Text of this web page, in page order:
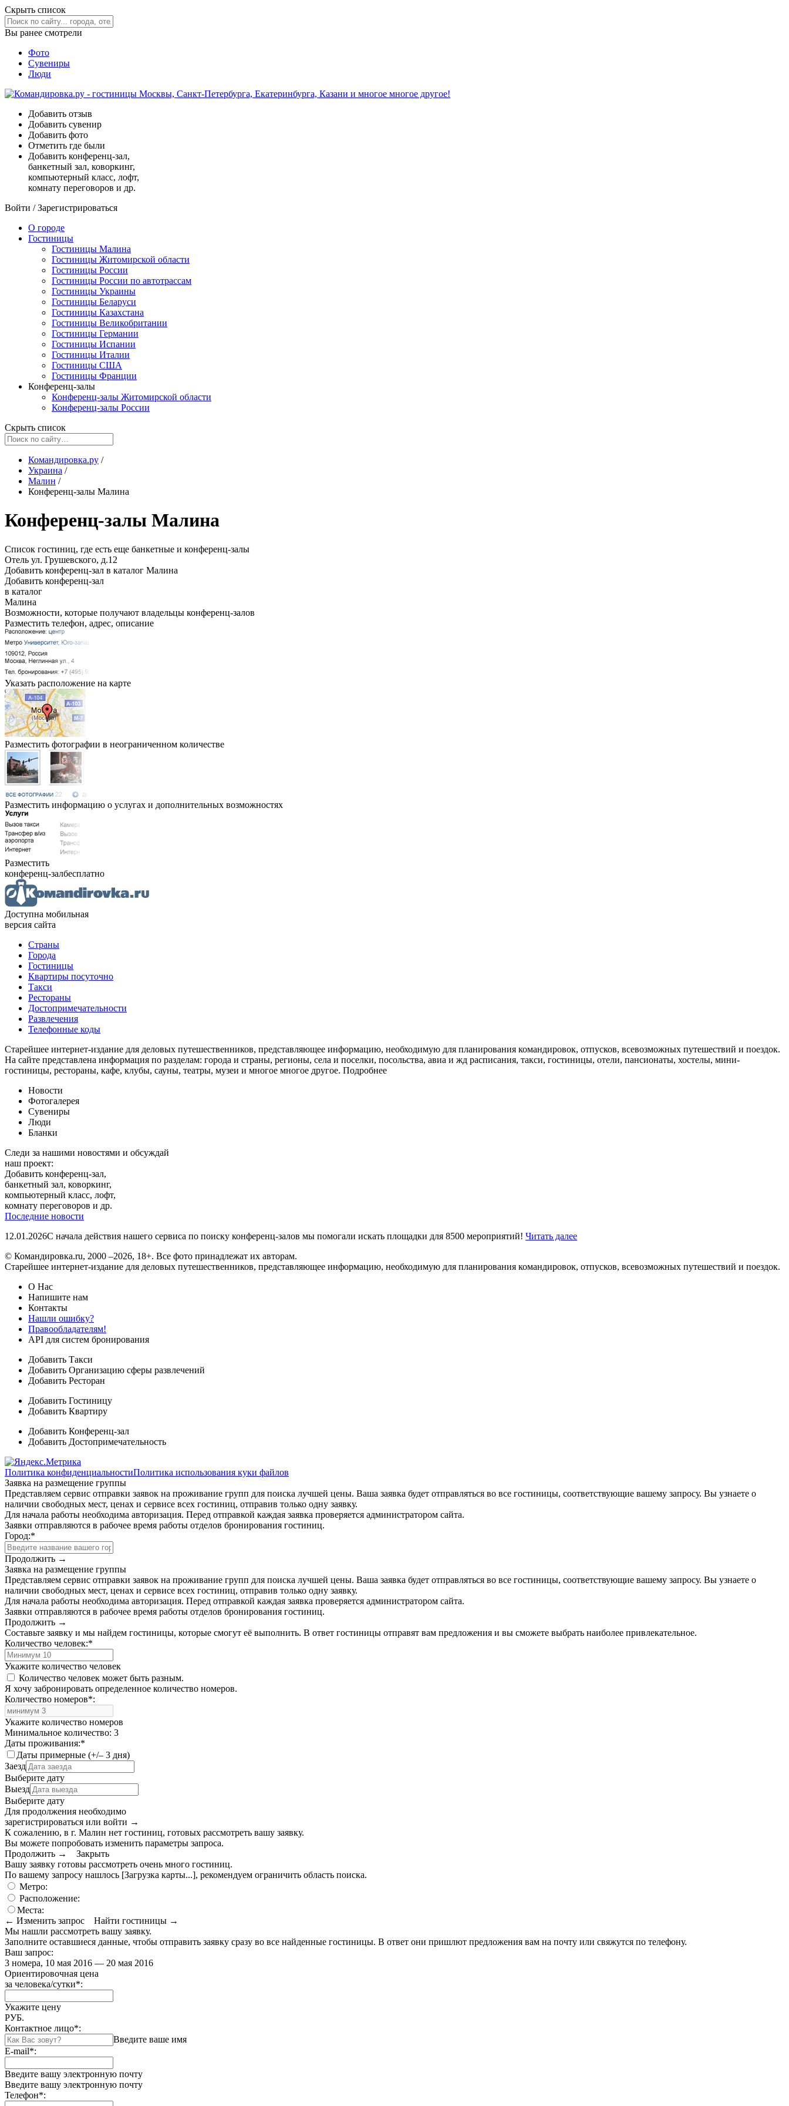
Скрыть список
Вы ранее смотрели
Фото
Сувениры
Люди
Добавить отзыв
Добавить сувенир
Добавить фото
Отметить где были
Добавить конференц-зал,
банкетный зал, коворкинг,
компьютерный класс, лофт,
комнату переговоров и др.
Войти /Зарегистрироваться
О городе
Гостиницы
Гостиницы Малина
Гостиницы Житомирской области
Гостиницы России
Гостиницы России по автотрассам
Гостиницы Украины
Гостиницы Беларуси
Гостиницы Казахстана
Гостиницы Великобритании
Гостиницы Германии
Гостиницы Испании
Гостиницы Италии
Гостиницы США
Гостиницы Франции
Конференц-залы
Конференц-залы Житомирской области
Конференц-залы России
Скрыть список
Командировка.ру /
Украина /
Малин /
Конференц-залы Малина
Конференц-залы Малина
Список гостиниц, где есть еще банкетные и конференц-залы
Отель ул. Грушевского, д.12
Добавить конференц-зал в каталог Малина
Добавить конференц-зал
в каталог
Малина
Возможности, которые получают владельцы конференц-залов
Разместить телефон, адрес, описание
Указать расположение на карте
Разместить фотографии в неограниченном количестве
Разместить информацию о услугах и дополнительных возможностях
Разместить
конференц-залбесплатно
Доступна мобильная
версия сайта
Страны
Города
Гостиницы
Квартиры посуточно
Такси
Рестораны
Достопримечательности
Развлечения
Телефонные коды
Старейшее интернет-издание для деловых путешественников, представляющее информацию, необходимую для планирования командировок, отпусков, всевозможных путешествий и поездок.
На сайте представлена информация по разделам: города и страны, регионы, села и поселки, посольства, авиа и жд расписания, такси, гостиницы, отели, пансионаты, хостелы, мини-
гостиницы, рестораны, кафе, клубы, сауны, театры, музеи и многое многое другое. Подробнее
Новости
Фотогалерея
Сувениры
Люди
Бланки
Следи за нашими новостями и обсуждай
наш проект:
Добавить конференц-зал,
банкетный зал, коворкинг,
компьютерный класс, лофт,
комнату переговоров и др.
Последние новости
12.01.2026С начала действия нашего сервиса по поиску конференц-залов мы помогали искать площадки для 8500 мероприятий! Читать далее
© Командировка.ru, 2000 –2026, 18+. Все фото принадлежат их авторам.
Старейшее интернет-издание для деловых путешественников, представляющее информацию, необходимую для планирования командировок, отпусков, всевозможных путешествий и поездок.
О Нас
Напишите нам
Контакты
Нашли ошибку?
Правообладателям!
API для систем бронирования
Добавить Такси
Добавить Организацию сферы развлечений
Добавить Ресторан
Добавить Гостиницу
Добавить Квартиру
Добавить Конференц-зал
Добавить Достопримечательность
Политика конфиденциальностиПолитика использования куки файлов
Заявка на размещение группы
Представляем сервис отправки заявок на проживание групп для поиска лучшей цены. Ваша заявка будет отправляться во все гостиницы, соответствующие вашему запросу. Вы узнаете о
наличии свободных мест, ценах и сервисе всех гостиниц, отправив только одну заявку.
Для начала работы необходима авторизация. Перед отправкой каждая заявка проверяется администратором сайта.
Заявки отправляются в рабочее время работы отделов бронирования гостиниц.
Город:*
Продолжить →
Заявка на размещение группы
Представляем сервис отправки заявок на проживание групп для поиска лучшей цены. Ваша заявка будет отправляться во все гостиницы, соответствующие вашему запросу. Вы узнаете о
наличии свободных мест, ценах и сервисе всех гостиниц, отправив только одну заявку.
Для начала работы необходима авторизация. Перед отправкой каждая заявка проверяется администратором сайта.
Заявки отправляются в рабочее время работы отделов бронирования гостиниц.
Продолжить →
Составьте заявку и мы найдем гостиницы, которые смогут её выполнить. В ответ гостиницы отправят вам предложения и вы сможете выбрать наиболее привлекательное.
Количество человек:*
Укажите количество человек
Количество человек может быть разным.
Я хочу забронировать определенное количество номеров.
Количество номеров*:
Укажите количество номеров
Минимальное количество: 3
Даты проживания:*
Даты примерные (+/– 3 дня)
Заезд
Выберите дату
Выезд
Выберите дату
Для продолжения необходимо
зарегистрироваться или войти →
К сожалению, в г. Малин нет гостиниц, готовых рассмотреть вашу заявку.
Вы можете попробовать изменить параметры запроса.
Продолжить →
Закрыть
Вашу заявку готовы рассмотреть очень много гостиниц.
По вашему запросу нашлось [Загрузка карты...], рекомендуем ограничить область поиска.
Метро:
Расположение:
Места:
← Изменить запрос
Найти гостиницы →
Мы нашли рассмотреть вашу заявку.
Заполните оставшиеся данные, чтобы отправить заявку сразу во все найденные гостиницы. В ответ они пришлют предложения вам на почту или свяжутся по телефону.
Ваш запрос:
3 номера, 10 мая 2016 — 20 мая 2016
Ориентировочная цена
за человека/сутки*:
Укажите цену
РУБ.
Контактное лицо*:
Введите ваше имя
E-mail*:
Введите вашу электронную почту
Введите вашу электронную почту
Телефон*: